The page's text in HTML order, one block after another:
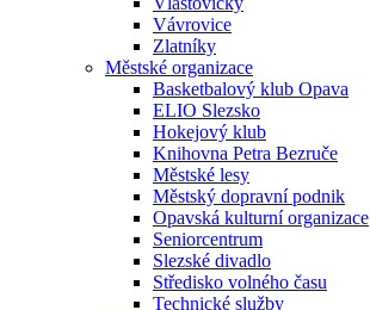
Vávrovice
Zlatníky
Městské organizace
Basketbalový klub Opava
ELIO Slezsko
Hokejový klub
Knihovna Petra Bezruče
Městské lesy
Městský dopravní podnik
Opavská kulturní organizace
Seniorcentrum
Slezské divadlo
Středisko volného času
Technické služby